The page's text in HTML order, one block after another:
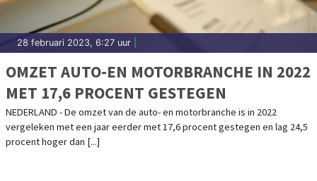
28 februari 2023, 6:27 uur
OMZET AUTO-EN MOTORBRANCHE IN 2022
MET 17,6 PROCENT GESTEGEN
NEDERLAND - De omzet van de auto- en motorbranche is in 2022
vergeleken met een jaar eerder met 17,6 procent gestegen en lag 24,5
procent hoger dan [...]